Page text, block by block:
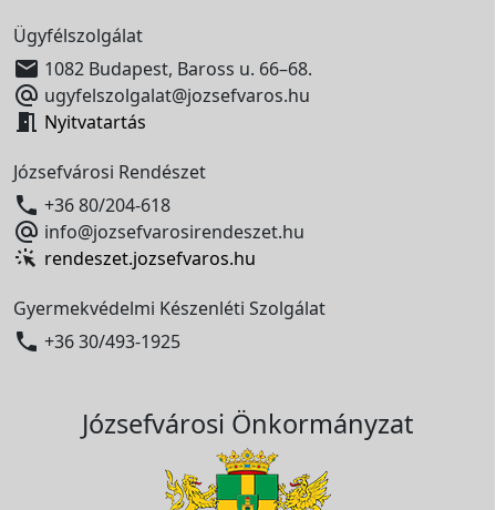
Ügyfélszolgálat
 1082 Budapest, Baross u. 66–68.
 ugyfelszolgalat@jozsefvaros.hu
 Nyitvatartás
Józsefvárosi Rendészet
 +36 80/204-618
 info@jozsefvarosirendeszet.hu
rendeszet.jozsefvaros.hu
Gyermekvédelmi Készenléti Szolgálat
 +36 30/493-1925
Józsefvárosi Önkormányzat